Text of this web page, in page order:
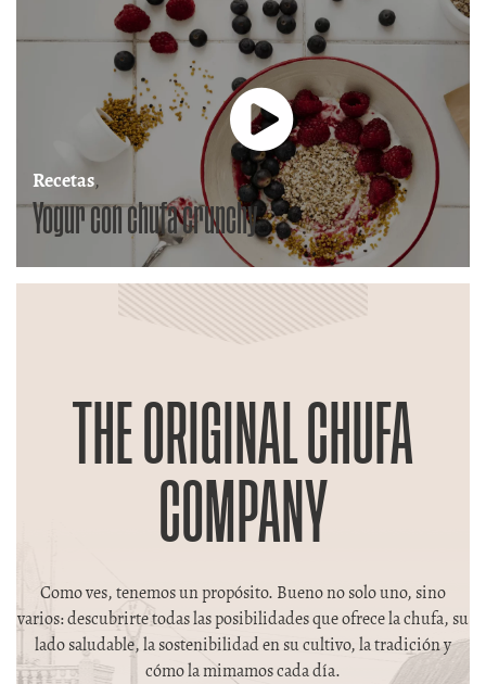
Recetas,
Yogur con chufa crunchy
THE ORIGINAL CHUFA
COMPANY
Como ves, tenemos un propósito. Bueno no solo uno, sino
varios: descubrirte todas las posibilidades que ofrece la chufa, su
lado saludable, la sostenibilidad en su cultivo, la tradición y
cómo la mimamos cada día.